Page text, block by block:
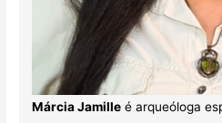
Márcia Jamilleé arqueóloga